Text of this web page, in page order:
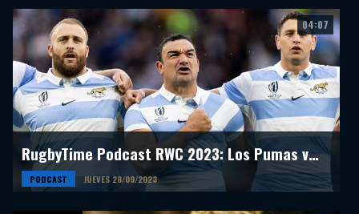
04:07
RugbyTime Podcast RWC 2023: Los Pumas vs Chile
PODCAST JUEVES 28/09/2023